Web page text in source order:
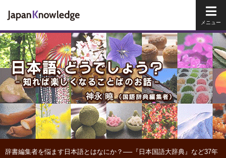
辞書編集者を悩ます日本語とはなにか？──『日本国語大辞典』など37年